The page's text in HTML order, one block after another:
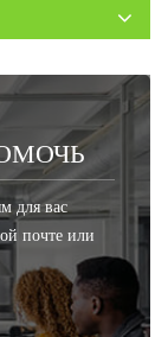
для вас
почте или